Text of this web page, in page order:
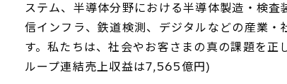
ステム、半導体分野における半導体製造・検
信インフラ、鉄道検測、デジタルなどの産業
す。私たちは、社会やお客さまの真の課題を
ループ連結売上収益は7,565億円)